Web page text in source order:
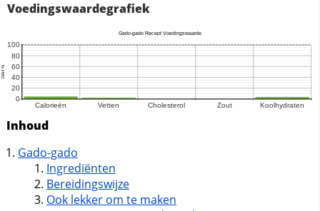
Voedingswaardegrafiek
Inhoud
Gado-gado
Ingrediënten
Bereidingswijze
Ook lekker om te maken